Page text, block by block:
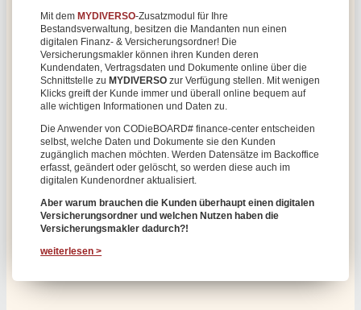
Mit demMYDIVERSO-Zusatzmodul für Ihre
Bestandsverwaltung, besitzen die Mandanten nun einen
digitalen Finanz- & Versicherungsordner! Die
Versicherungsmakler können ihren Kunden deren
Kundendaten, Vertragsdaten und Dokumente online über die
Schnittstelle zuMYDIVERSO zur Verfügung stellen. Mit wenigen
Klicks greift der Kunde immer und überall online bequem auf
alle wichtigen Informationen und Daten zu.
Die Anwender von CODieBOARD# finance-center entscheiden
selbst, welche Daten und Dokumente sie den Kunden
zugänglich machen möchten. Werden Datensätze im Backoffice
erfasst, geändert oder gelöscht, so werden diese auch im
digitalen Kundenordner aktualisiert.
Aber warum brauchen die Kunden überhaupt einen digitalen
Versicherungsordner und welchen Nutzen haben die
Versicherungsmakler dadurch?!
weiterlesen >